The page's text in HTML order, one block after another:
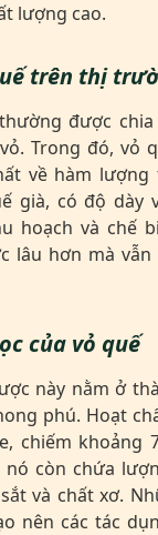
lượng cao.
trên thị
được
Trong đó, vỏ
về hàm
già, có độ dày
hoạch và chế
lâu hơn mà
của vỏ quế
này nằm ở
phú. Hoạt
chiếm khoảng
còn chứa
và chất xơ.
nên các tác